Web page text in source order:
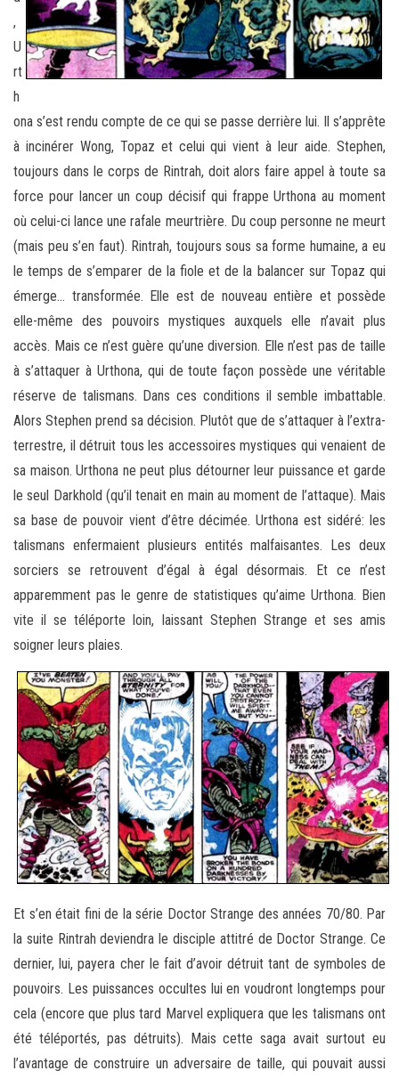
,
U
rt
h
ona s’est rendu compte de ce qui se passe derrière lui. Il s’apprête
à incinérer Wong, Topaz et celui qui vient à leur aide. Stephen,
toujours dans le corps de Rintrah, doit alors faire appel à toute sa
force pour lancer un coup décisif qui frappe Urthona au moment
où celui-ci lance une rafale meurtrière. Du coup personne ne meurt
(mais peu s’en faut). Rintrah, toujours sous sa forme humaine, a eu
le temps de s’emparer de la fiole et de la balancer sur Topaz qui
émerge… transformée. Elle est de nouveau entière et possède
elle-même des pouvoirs mystiques auxquels elle n’avait plus
accès. Mais ce n’est guère qu’une diversion. Elle n’est pas de taille
à s’attaquer à Urthona, qui de toute façon possède une véritable
réserve de talismans. Dans ces conditions il semble imbattable.
Alors Stephen prend sa décision. Plutôt que de s’attaquer à l’extra-
terrestre, il détruit tous les accessoires mystiques qui venaient de
sa maison. Urthona ne peut plus détourner leur puissance et garde
le seul Darkhold (qu’il tenait en main au moment de l’attaque). Mais
sa base de pouvoir vient d’être décimée. Urthona est sidéré: les
talismans enfermaient plusieurs entités malfaisantes. Les deux
sorciers se retrouvent d’égal à égal désormais. Et ce n’est
apparemment pas le genre de statistiques qu’aime Urthona. Bien
vite il se téléporte loin, laissant Stephen Strange et ses amis
soigner leurs plaies.
Et s’en était fini de la série Doctor Strange des années 70/80. Par
la suite Rintrah deviendra le disciple attitré de Doctor Strange. Ce
dernier, lui, payera cher le fait d’avoir détruit tant de symboles de
pouvoirs. Les puissances occultes lui en voudront longtemps pour
cela (encore que plus tard Marvel expliquera que les talismans ont
été téléportés, pas détruits). Mais cette saga avait surtout eu
l’avantage de construire un adversaire de taille, qui pouvait aussi